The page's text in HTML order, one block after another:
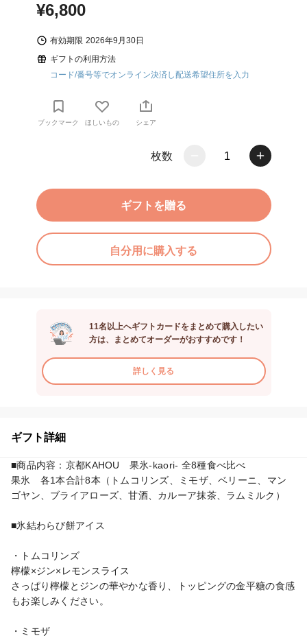
¥6,800
有効期限 2026年9月30日
ギフトの利用方法
コード/番号等でオンライン決済し配送希望住所を入力
ブックマーク ほしいもの シェア
枚数 1
ギフトを贈る
自分用に購入する
11名以上へギフトカードをまとめて購入したい
方は、まとめてオーダーがおすすめです！
詳しく見る
ギフト詳細
■商品内容：京都KAHOU　果氷-kaori- 全8種食べ比べ
果氷　各1本合計8本（トムコリンズ、ミモザ、ベリーニ、マン
ゴヤン、ブライアローズ、甘酒、カルーア抹茶、ラムミルク）
■氷結わらび餅アイス
・トムコリンズ
檸檬×ジン×レモンスライス
さっぱり檸檬とジンの華やかな香り、トッピングの金平糖の食感
もお楽しみください。
・ミモザ